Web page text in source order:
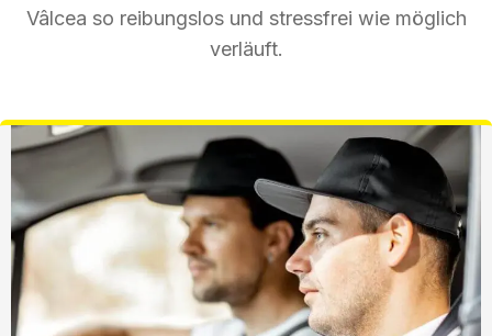
Vâlcea so reibungslos und stressfrei wie möglich
verläuft.